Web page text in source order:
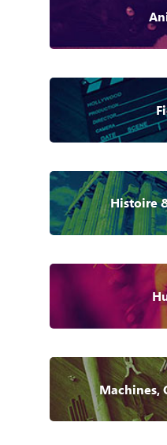
Histoire
Machines,